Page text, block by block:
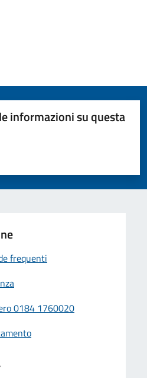
informazioni su questa
su 5
su 5
frequenti
0184 1760020